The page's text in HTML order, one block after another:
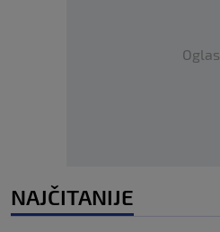
Oglas
NAJČITANIJE